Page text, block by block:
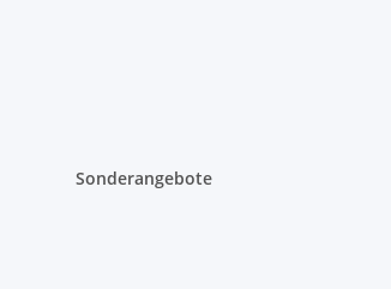
Sonderangebote